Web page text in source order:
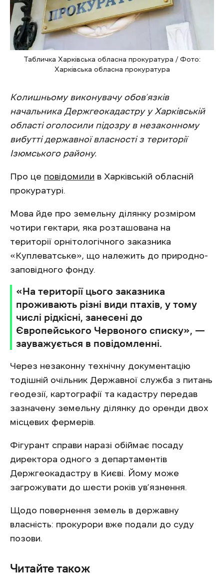
Табличка Харківська обласна прокуратура / Фото:
Харківська обласна прокуратура
Колишньому виконувачу обов’язків
начальника Держгеокадастру у Харківській
області оголосили підозру в незаконному
вибутті державної власності з території
Ізюмського району.
Про це повідомили в Харківській обласній
прокуратурі.
Мова йде про земельну ділянку розміром
чотири гектари, яка розташована на
території орнітологічного заказника
«Куплеватське», що належить до природно-
заповідного фонду.
«На території цього заказника
проживають різні види птахів, у тому
числі рідкісні, занесені до
Європейського Червоного списку», —
зауважується в повідомленні.
Через незаконну технічну документацію
тодішній очільник Державної служба з питань
геодезії, картографії та кадастру передав
зазначену земельну ділянку до оренди двох
місцевих фермерів.
Фігурант справи наразі обіймає посаду
директора одного з департаментів
Держгеокадастру в Києві. Йому може
загрожувати до шести років ув’язнення.
Щодо повернення земель в державну
власність: прокурори вже подали до суду
позови.
Читайте також